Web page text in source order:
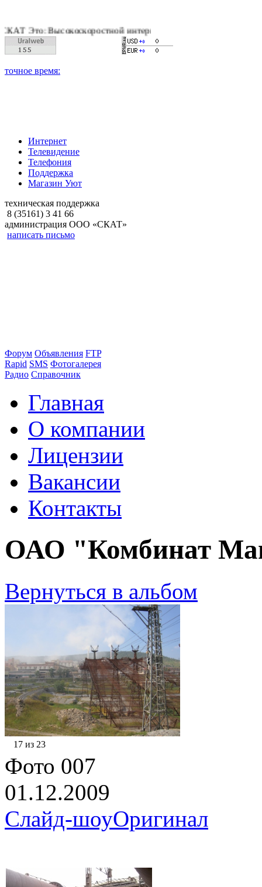
Высокоскоростной интернет, качественное цифровое и
Интернет
Телевидение
Телефония
Поддержка
Магазин Уют
техническая поддержка
8 (35161) 3 41 66
администрация ООО «СКАТ»
написать письмо
Форум Объявления FTP
Rapid SMS Фотогалерея
Радио Справочник
Главная
О компании
Лицензии
Вакансии
Контакты
ОАО "Комбинат
Вернуться в альбом
17 из 23
Фото 007
01.12.2009
Слайд-шоуОригинал